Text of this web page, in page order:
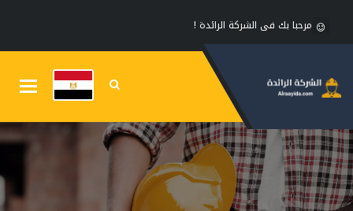
مرحبا بك فى الشركة الرائدة !